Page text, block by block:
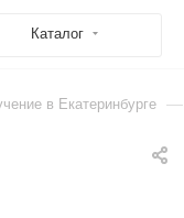
Каталог
в Екатеринбурге —